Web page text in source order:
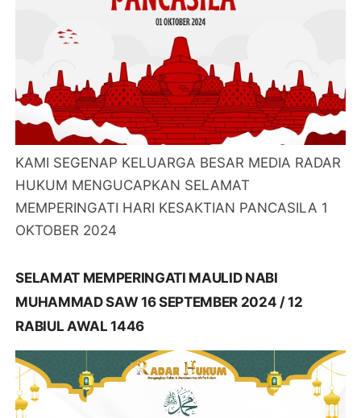
KAMI SEGENAP KELUARGA BESAR MEDIA RADAR
HUKUM MENGUCAPKAN SELAMAT
MEMPERINGATI HARI KESAKTIAN PANCASILA 1
OKTOBER 2024
SELAMAT MEMPERINGATI MAULID NABI
MUHAMMAD SAW 16 SEPTEMBER 2024 / 12
RABIUL AWAL 1446